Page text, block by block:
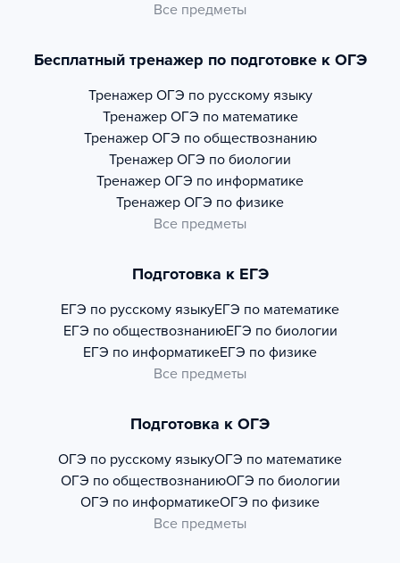
Все предметы
Бесплатный тренажер по подготовке к ОГЭ
Тренажер ОГЭ по русскому языку
Тренажер ОГЭ по математике
Тренажер ОГЭ по обществознанию
Тренажер ОГЭ по биологии
Тренажер ОГЭ по информатике
Тренажер ОГЭ по физике
Все предметы
Подготовка к ЕГЭ
ЕГЭ по русскому языкуЕГЭ по математике
ЕГЭ по обществознаниюЕГЭ по биологии
ЕГЭ по информатикеЕГЭ по физике
Все предметы
Подготовка к ОГЭ
ОГЭ по русскому языкуОГЭ по математике
ОГЭ по обществознаниюОГЭ по биологии
ОГЭ по информатикеОГЭ по физике
Все предметы